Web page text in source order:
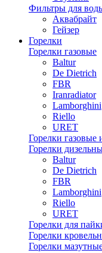
Фильтры для
Аквабрайт
Гейзер
Горелки
Горелки газовые
Baltur
De Dietrich
FBR
Iranradiator
Lamborghini
Riello
URET
Горелки газовые
Горелки
Baltur
De Dietrich
FBR
Lamborghini
Riello
URET
Горелки для
Горелки
Горелки